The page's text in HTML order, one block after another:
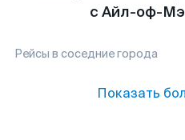
с Айл-оф-
Рейсы в соседние города
Показать